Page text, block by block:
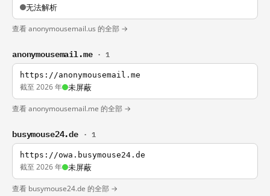
无法解析
查看 anonymousemail.us 的全部 →
anonymousemail.me · 1
https://anonymousemail.me
截至 2026 年 未屏蔽
查看 anonymousemail.me 的全部 →
busymouse24.de · 1
https://owa.busymouse24.de
截至 2026 年 未屏蔽
查看 busymouse24.de 的全部 →